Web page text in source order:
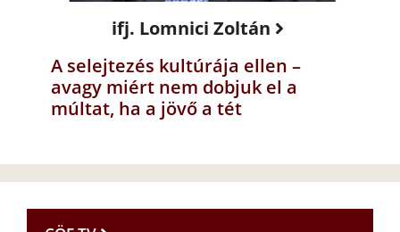
ifj. Lomnici Zoltán
A selejtezés kultúrája ellen –
avagy miért nem dobjuk el a
múltat, ha a jövő a tét